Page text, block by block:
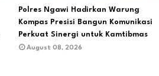
Polres Ngawi Hadirkan Warung
Kompas Presisi Bangun Komunikasi
Perkuat Sinergi untuk Kamtibmas
August 08, 2026